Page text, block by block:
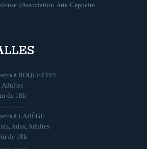
(Association Arte Capoeira
à ROQUETTES
Adultes
de 18h
à LABÈGE
Ados, Adultes
de 18h